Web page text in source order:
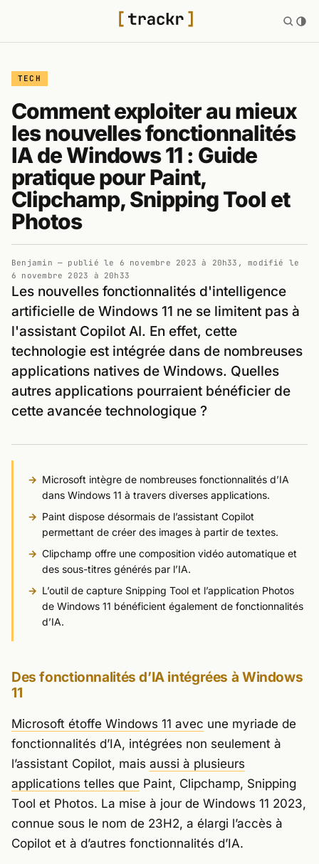
TECH
Comment exploiter au mieux
les nouvelles fonctionnalités
IA de Windows 11 : Guide
pratique pour Paint,
Clipchamp, Snipping Tool et
Photos
Benjamin — publié le 6 novembre 2023 à 20h33 , modifié le
6 novembre 2023 à 20h33
Les nouvelles fonctionnalités d'intelligence
artificielle de Windows 11 ne se limitent pas à
l'assistant Copilot AI. En effet, cette
technologie est intégrée dans de nombreuses
applications natives de Windows. Quelles
autres applications pourraient bénéficier de
cette avancée technologique ?
Microsoft intègre de nombreuses fonctionnalités d’IA
dans Windows 11 à travers diverses applications.
Paint dispose désormais de l’assistant Copilot
permettant de créer des images à partir de textes.
Clipchamp offre une composition vidéo automatique et
des sous-titres générés par l’IA.
L’outil de capture Snipping Tool et l’application Photos
de Windows 11 bénéficient également de fonctionnalités
d’IA.
Des fonctionnalités d’IA intégrées à Windows
11
Microsoft étoffe Windows 11 avec une myriade de
fonctionnalités d’IA, intégrées non seulement à
l’assistant Copilot, mais aussi à plusieurs
applications telles que Paint, Clipchamp, Snipping
Tool et Photos. La mise à jour de Windows 11 2023,
connue sous le nom de 23H2, a élargi l’accès à
Copilot et à d’autres fonctionnalités d’IA.